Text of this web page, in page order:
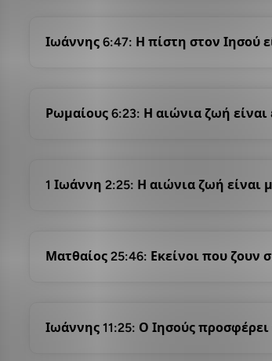
Ιωάννης 6:47: Η πίστη στον Ιησού
Ρωμαίους 6:23: Η αιώνια ζωή
1 Ιωάννη 2:25: Η αιώνια ζωή είναι
Ματθαίος 25:46: Εκείνοι που ζουν
Ιωάννης 11:25: Ο Ιησούς